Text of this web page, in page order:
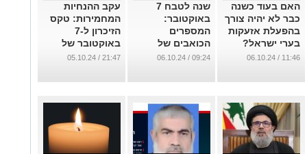
האם בעוד כשנה
כבר לא יהיה צורך
בהפעלת אזעקות
בערי ישראל?
...
11:46 / 06.10.24
שנה לטבח 7
באוקטובר:
המספרים
הכואבים של
המלחמה
09:24 / 06.10.24
עקב ההנחיות
המחמירות: טקס
הזיכרון ל-7
באוקטובר של
המשפחות ייערך
חטופים, נופלים
...
21:47 / 05.10.24